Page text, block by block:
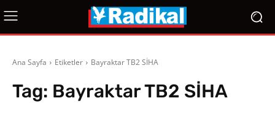
Ana Sayfa Etiketler Bayraktar TB2 SİHA
Tag: Bayraktar TB2 SİHA